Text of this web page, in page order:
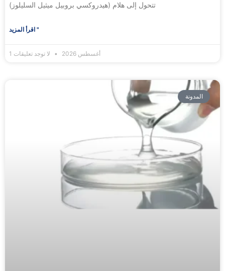
(هيدروكسي بروبيل ميثيل السليلوز) تتحول إلى هلام
اقرأ المزيد "
1 أغسطس 2026 لا توجد تعليقات
المدونة